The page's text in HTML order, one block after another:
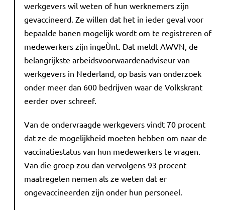
werkgevers wil weten of hun werknemers zijn
gevaccineerd. Ze willen dat het in ieder geval voor
bepaalde banen mogelijk wordt om te registreren of
medewerkers zijn ingeÙnt. Dat meldt AWVN, de
belangrijkste arbeidsvoorwaardenadviseur van
werkgevers in Nederland, op basis van onderzoek
onder meer dan 600 bedrijven waar de Volkskrant
eerder over schreef.
Van de ondervraagde werkgevers vindt 70 procent
dat ze de mogelijkheid moeten hebben om naar de
vaccinatiestatus van hun medewerkers te vragen.
Van die groep zou dan vervolgens 93 procent
maatregelen nemen als ze weten dat er
ongevaccineerden zijn onder hun personeel.